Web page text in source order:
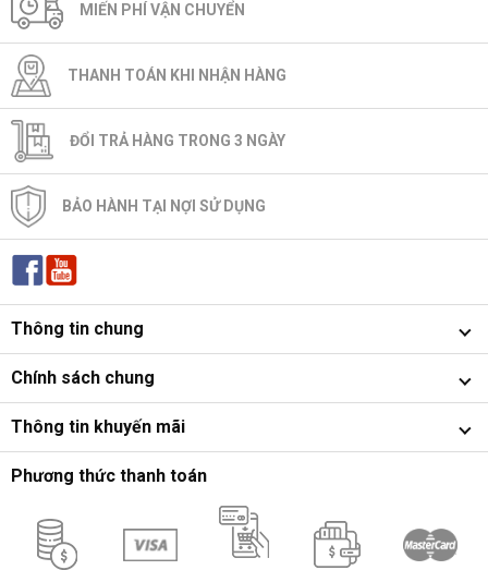
MIẾN PHÍ VẬN CHUYỂN
THANH TOÁN KHI NHẬN HÀNG
ĐỔI TRẢ HÀNG TRONG 3 NGÀY
BẢO HÀNH TẠI NỢI SỬ DỤNG
Thông tin chung
Chính sách chung
Thông tin khuyến mãi
Phương thức thanh toán